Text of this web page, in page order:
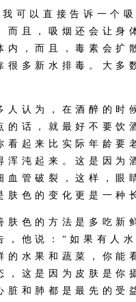
以直接告诉一个吸
而且，吸烟还会让身
内，而且，毒素会扩
很多新水排毒。大多
认为，在酒醉的时
的话，就最好不要饮
看起来比实际年龄要
浑沌起来。这是因为
血管破裂，这样，眼
肤色的变化更是一种
色的方法是多吃新
，他说：“如果有人
的水果和蔬菜，你能
，这是因为皮肤是你
脏和肺都是最先的受